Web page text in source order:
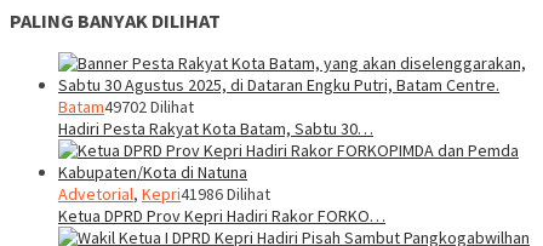
PALING BANYAK DILIHAT
Batam49702 Dilihat
Hadiri Pesta Rakyat Kota Batam, Sabtu 30…
Advetorial, Kepri41986 Dilihat
Ketua DPRD Prov Kepri Hadiri Rakor FORKO…